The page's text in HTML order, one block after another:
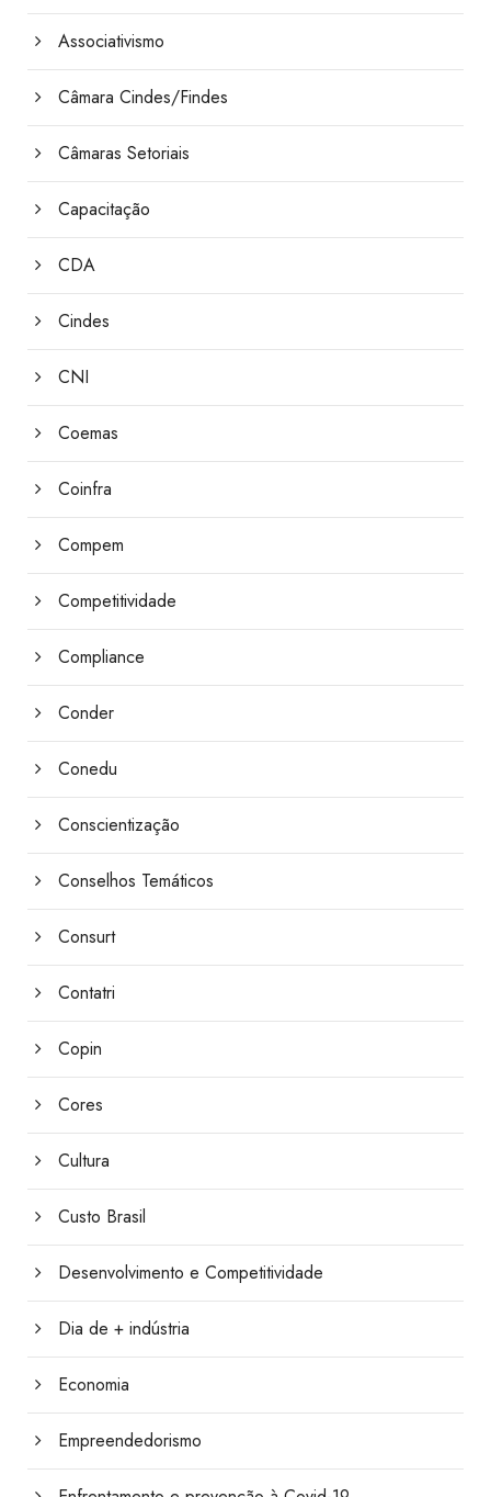
Associativismo
Câmara Cindes/Findes
Câmaras Setoriais
Capacitação
CDA
Cindes
CNI
Coemas
Coinfra
Compem
Competitividade
Compliance
Conder
Conedu
Conscientização
Conselhos Temáticos
Consurt
Contatri
Copin
Cores
Cultura
Custo Brasil
Desenvolvimento e Competitividade
Dia de + indústria
Economia
Empreendedorismo